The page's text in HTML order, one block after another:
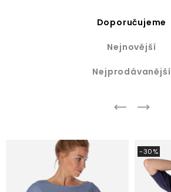
Doporučujeme
Nejnovější
Nejprodávanější
-30%